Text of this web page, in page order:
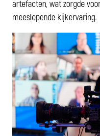
artefacten, wat zorgde
meeslepende kijkervaring.